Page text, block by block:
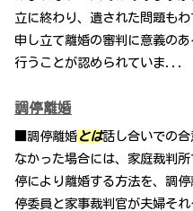
立に終わり、遺された問題も
申し立て離婚の審判に意義の
行うことが認められていま...
調停離婚
■調停離婚 とは話し合いでの
なかった場合には、家庭裁判
停により離婚する方法を、調
停委員と家事裁判官が夫婦そ